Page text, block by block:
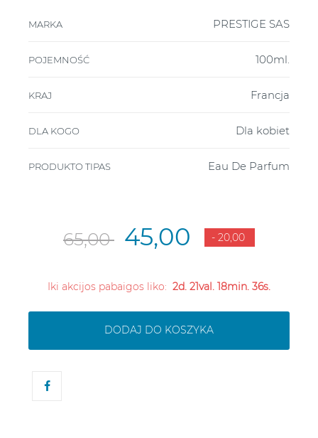
MARKA PRESTIGE SAS
POJEMNOŚĆ 100ml.
KRAJ Francja
DLA KOGO Dla kobiet
PRODUKTO TIPAS Eau De Parfum
65,00 45,00 - 20,00
Iki akcijos pabaigos liko: 2d. 21val. 18min. 36s.
DODAJ DO KOSZYKA